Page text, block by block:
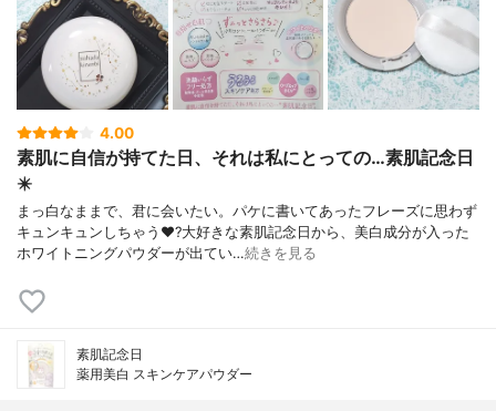
4.00
素肌に自信が持てた日、それは私にとっての…素肌記念日
✴️
まっ白なままで、君に会いたい。パケに書いてあったフレーズに思わず
キュンキュンしちゃう❤️?大好きな素肌記念日から、美白成分が入った
ホワイトニングパウダーが出てい…続きを見る
素肌記念日
薬用美白 スキンケアパウダー